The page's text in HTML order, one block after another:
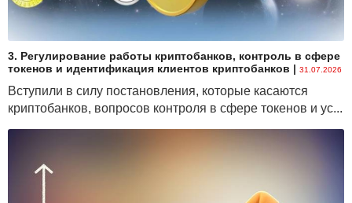
3. Регулирование работы криптобанков, контроль в сфере
токенов и идентификация клиентов криптобанков | 31.07.2026
Вступили в силу постановления, которые касаются
криптобанков, вопросов контроля в сфере токенов и ус...